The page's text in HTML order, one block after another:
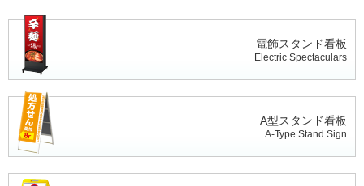
電飾スタンド看板
Electric Spectaculars
A型スタンド看板
A-Type Stand Sign